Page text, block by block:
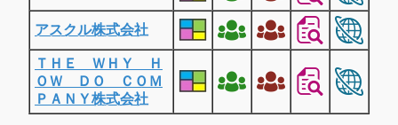
アスクル株式会社
ＴＨＥ ＷＨＹ Ｈ
ＯＷ ＤＯ ＣＯＭ
ＰＡＮＹ株式会社